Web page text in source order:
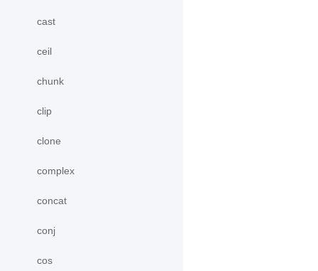
cast
ceil
chunk
clip
clone
complex
concat
conj
cos